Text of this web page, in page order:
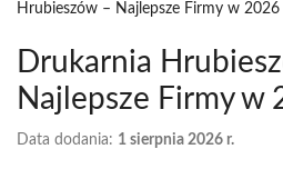
Hrubieszów – Najlepsze Firmy w 2026
Drukarnia
Najlepsze Firmy w
Data dodania: 1 sierpnia 2026 r.